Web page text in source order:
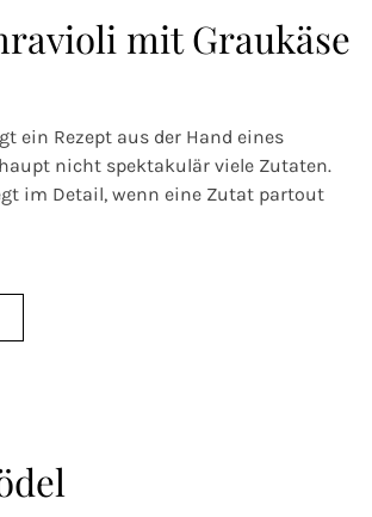
mit Graukäse
ein Rezept aus der Hand eines
nicht spektakulär viele Zutaten.
im Detail, wenn eine Zutat partout